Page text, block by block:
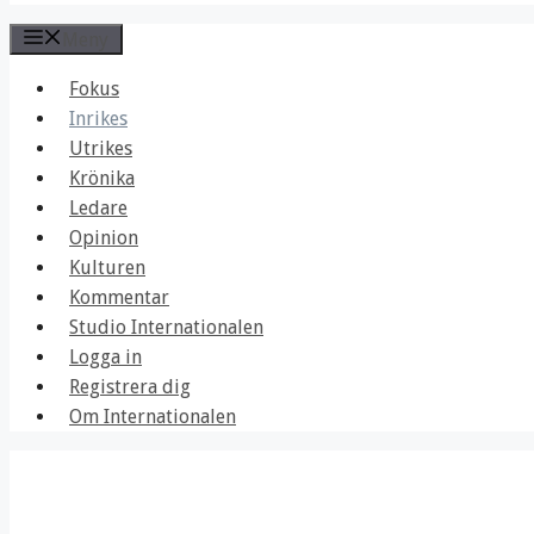
Fokus
Inrikes
Utrikes
Krönika
Ledare
Opinion
Kulturen
Kommentar
Studio Internationalen
Logga in
Registrera dig
Om Internationalen